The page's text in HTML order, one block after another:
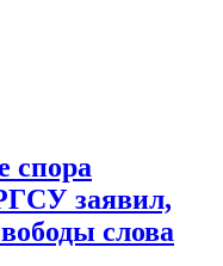
спора
заявил,
слова